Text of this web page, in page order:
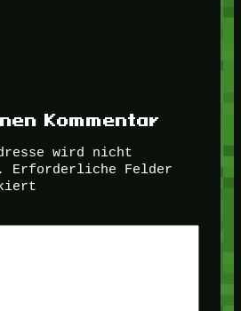
Kommentar
wird nicht
Erforderliche Felder